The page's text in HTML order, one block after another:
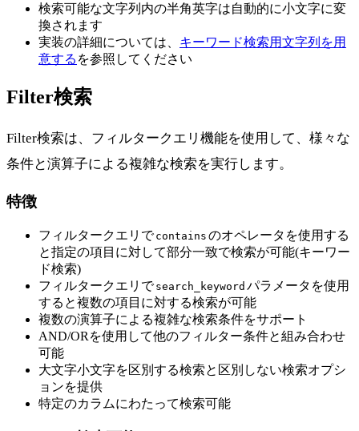
検索可能な文字列内の半角英字は自動的に小文字に変
換されます
実装の詳細については、 キーワード検索用文字列を用
意する を参照してください
Filter検索
Filter検索は、フィルタークエリ機能を使用して、様々な
条件と演算子による複雑な検索を実行します。
特徴
フィルタークエリで contains のオペレータを使用する
と指定の項目に対して部分一致で検索が可能(キーワー
ド検索)
フィルタークエリで search_keyword パラメータを使用
すると複数の項目に対する検索が可能
複数の演算子による複雑な検索条件をサポート
AND/ORを使用して他のフィルター条件と組み合わせ
可能
大文字小文字を区別する検索と区別しない検索オプシ
ョンを提供
特定のカラムにわたって検索可能